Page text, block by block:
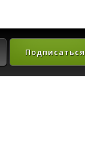
Подписаться